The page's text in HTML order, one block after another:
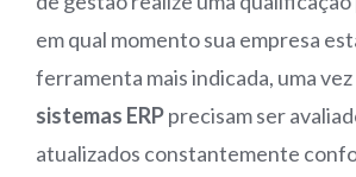
em qual momento sua empresa
ferramenta mais indicada, uma vez
sistemas ERPprecisam ser
atualizados constantemente